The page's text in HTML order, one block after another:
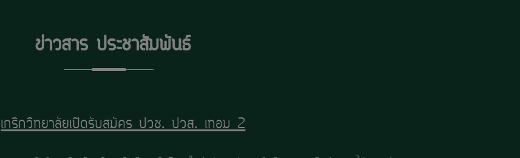
ข่าวสาร ประชาสัมพันธ์
เกริกวิทยาลัยเปิดรับสมัคร ปวช. ปวส. เทอม2